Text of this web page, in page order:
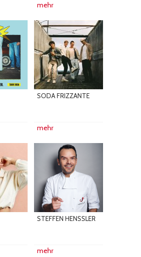
mehr
SODA FRIZZANTE
mehr
STEFFEN HENSSLER
mehr